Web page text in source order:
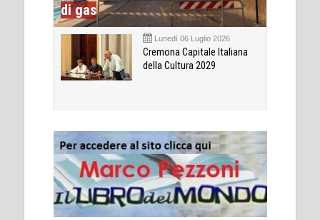
di gas
Lunedì 06 Luglio 2026
Cremona Capitale Italiana
della Cultura 2029